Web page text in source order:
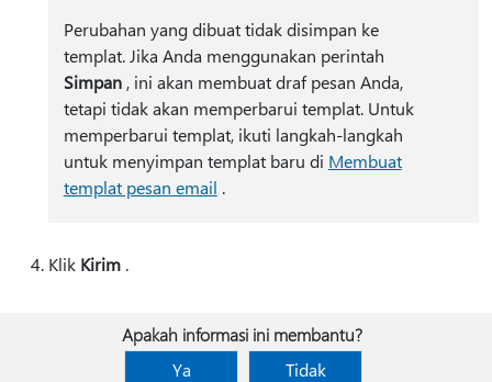
Perubahan yang dibuat tidak disimpan ke
templat. Jika Anda menggunakan perintah
Simpan, ini akan membuat draf pesan Anda,
tetapi tidak akan memperbarui templat. Untuk
memperbarui templat, ikuti langkah-langkah
untuk menyimpan templat baru di Membuat
templat pesan email .
Klik Kirim .
Apakah informasi ini membantu?
Ya
Tidak